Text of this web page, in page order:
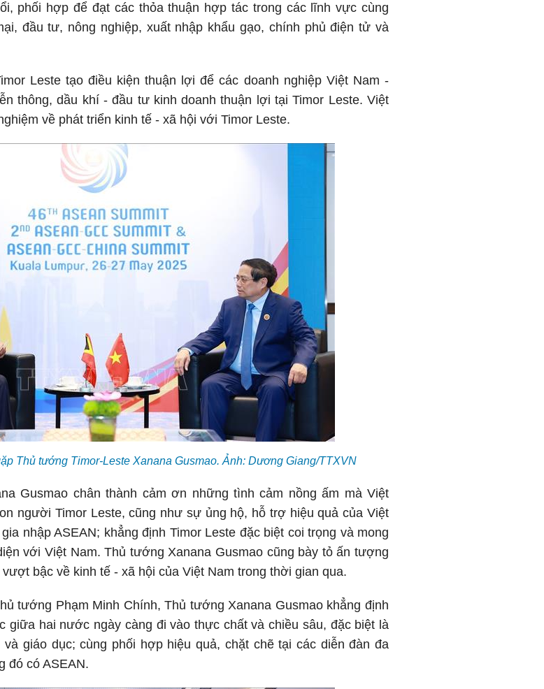
phối hợp để đạt các thỏa thuận hợp tác trong các lĩnh vực cùng
đầu tư, nông nghiệp, xuất nhập khẩu gạo, chính phủ điện tử và
Leste tạo điều kiện thuận lợi để các doanh nghiệp Việt Nam -
thông, dầu khí - đầu tư kinh doanh thuận lợi tại Timor Leste. Việt
về phát triển kinh tế - xã hội với Timor Leste.
Thủ tướng Timor-Leste Xanana Gusmao. Ảnh: Dương Giang/TTXVN
Gusmao chân thành cảm ơn những tình cảm nồng ấm mà Việt
người Timor Leste, cũng như sự ủng hộ, hỗ trợ hiệu quả của Việt
nhập ASEAN; khẳng định Timor Leste đặc biệt coi trọng và mong
với Việt Nam. Thủ tướng Xanana Gusmao cũng bày tỏ ấn tượng
bậc về kinh tế - xã hội của Việt Nam trong thời gian qua.
tướng Phạm Minh Chính, Thủ tướng Xanana Gusmao khẳng định
giữa hai nước ngày càng đi vào thực chất và chiều sâu, đặc biệt là
giáo dục; cùng phối hợp hiệu quả, chặt chẽ tại các diễn đàn đa
đó có ASEAN.